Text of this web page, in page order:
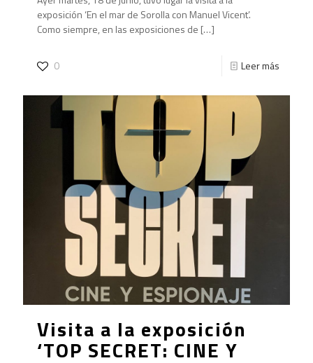
exposición ‘En el mar de Sorolla con Manuel Vicent’.
Como siempre, en las exposiciones de […]
0 Leer más
Visita a la exposición
‘TOP SECRET: CINE Y